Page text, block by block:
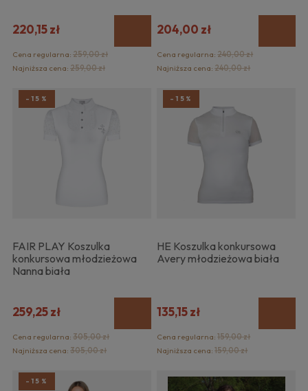
220,15 zł
Cena regularna: 259,00 zł
Najniższa cena: 259,00 zł
204,00 zł
Cena regularna:240,00 zł
Najniższa cena:240,00 zł
FAIR PLAY Koszulka
konkursowa młodzieżowa
Nanna biała
259,25 zł
Cena regularna: 305,00 zł
Najniższa cena: 305,00 zł
-15%
HE Koszulka konkursowa
Avery młodzieżowa biała
135,15 zł
Cena regularna:159,00 zł
Najniższa cena:159,00 zł
-15%
-15%